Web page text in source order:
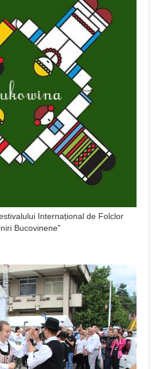
Internațional de Folclor
Bucovinene"